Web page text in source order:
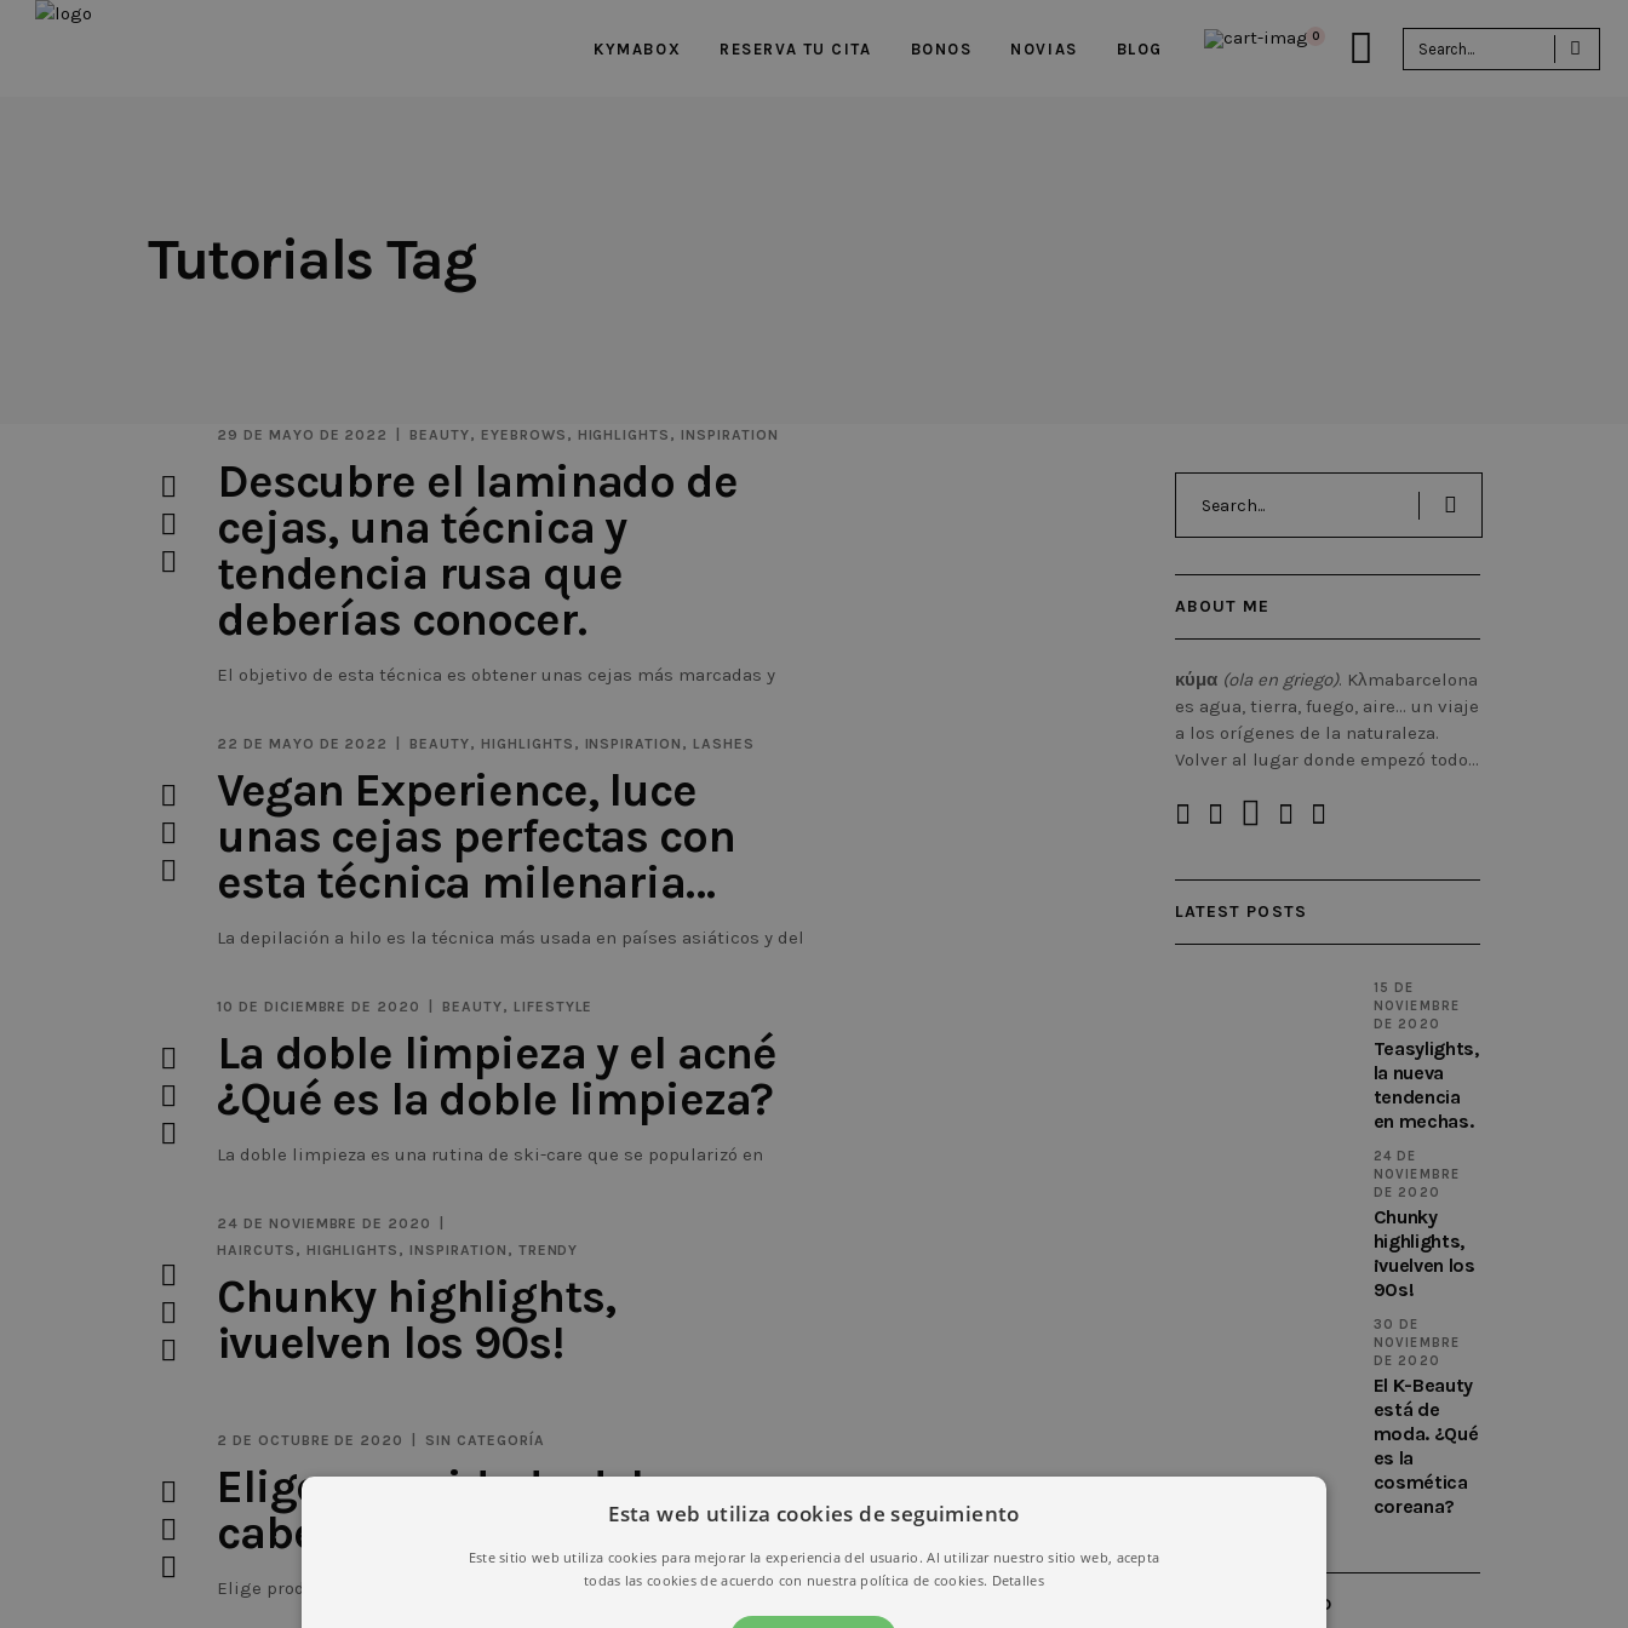
KYMABOX RESERVA TU CITA BONOS NOVIAS BLOG
0
for:
Tutorials Tag
29 DE MAYO DE 2022 BEAUTY, EYEBROWS , HIGHLIGHTS , INSPIRATION
Descubre el laminado de
cejas, una técnica y
tendencia rusa que
deberías conocer.
El objetivo de esta técnica es obtener unas cejas más marcadas y
22 DE MAYO DE 2022 BEAUTY, HIGHLIGHTS , INSPIRATION , LASHES
Vegan Experience, luce
unas cejas perfectas con
esta técnica milenaria…
La depilación a hilo es la técnica más usada en países asiáticos y del
10 DE DICIEMBRE DE 2020 BEAUTY, LIFESTYLE
La doble limpieza y el acné
¿Qué es la doble limpieza?
La doble limpieza es una rutina de ski-care que se popularizó en
24 DE NOVIEMBRE DE 2020
HAIRCUTS , HIGHLIGHTS , INSPIRATION , TRENDY
Chunky highlights,
¡vuelven los 90s!
2 DE OCTUBRE DE 2020 SIN CATEGORÍA
Elige un cuidado del
cabello 100% vegano.
Elige productos 100% veganos y libres de crueldad animal. Al
ABOUT ME
κύμα (ola en griego). Kλmabarcelona
es agua, tierra, fuego, aire… un viaje
a los orígenes de la naturaleza.
Volver al lugar donde empezó todo…
LATEST POSTS
15 DE
NOVIEMBRE
DE 2020
Teasylights,
la nueva
tendencia
en mechas.
24 DE
NOVIEMBRE
DE 2020
Chunky
highlights,
¡vuelven los
90s!
30 DE
NOVIEMBRE
DE 2020
El K-Beauty
está de
moda. ¿Qué
es la
cosmética
coreana?
INSTAGRAM FEED
Esta web utiliza cookies de seguimiento
Este sitio web utiliza cookies para mejorar la experiencia del usuario. Al utilizar nuestro sitio web, acepta
todas las cookies de acuerdo con nuestra política de cookies. Detalles